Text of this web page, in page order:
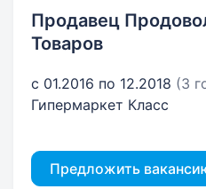
Продавец
Товаров
с 01.2016 по 12.2018 (3
Гипермаркет Класс
Предложить